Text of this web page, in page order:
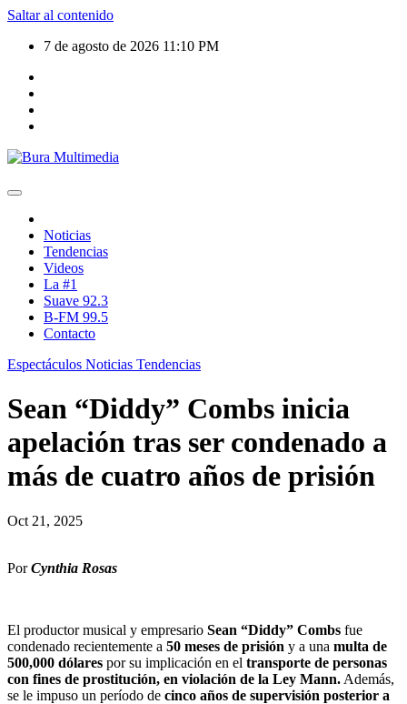
Saltar al contenido
7 de agosto de 2026 11:10 PM
Noticias
Tendencias
Videos
La #1
Suave 92.3
B-FM 99.5
Contacto
Espectáculos Noticias Tendencias
Sean “Diddy” Combs inicia
apelación tras ser condenado a
más de cuatro años de prisión
Oct 21, 2025
PorCynthia Rosas
El productor musical y empresario Sean “Diddy” Combs fue
condenado recientemente a 50 meses de prisión y a una multa de
500,000 dólares por su implicación en el transporte de personas
con fines de prostitución, en violación de la Ley Mann. Además,
se le impuso un período de cinco años de supervisión posterior a